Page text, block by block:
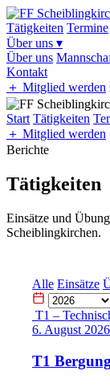
Tätigkeiten Termine
Über uns ▾
Über uns
Kontakt
＋ Mitglied werden
Start Tätigkeiten
＋ Mitglied werden
Berichte
Tätigkeiten
Einsätze und
Scheiblingkirchen.
Alle Einsätze
T1 –
6. August 2026
T1